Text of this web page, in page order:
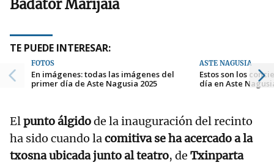
Badator Marijaia
TE PUEDE INTERESAR:
FOTOS
En imágenes: todas las imágenes del
primer día de Aste Nagusia 2025
ASTE NAGUSIA
Estos son los
día en Aste
Elpunto álgidode la inauguración del recinto
ha sido cuando lacomitiva se ha acercado a la
txosna ubicada junto al teatro, de Txinparta